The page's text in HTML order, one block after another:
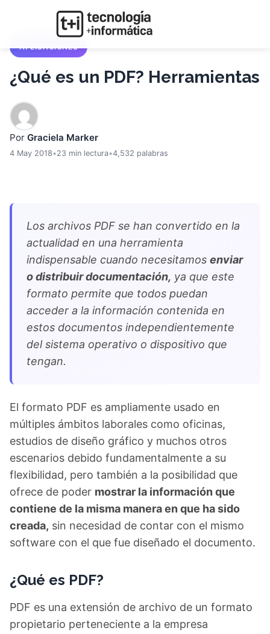
APLICACIONES
¿Qué es un PDF? Herramientas
Por Graciela Marker
4 May 2018•23 min lectura•4,532 palabras
Los archivos PDF se han convertido en la
actualidad en una herramienta
indispensable cuando necesitamos enviar
o distribuir documentación, ya que este
formato permite que todos puedan
acceder a la información contenida en
estos documentos independientemente
del sistema operativo o dispositivo que
tengan.
El formato PDF es ampliamente usado en
múltiples ámbitos laborales como oficinas,
estudios de diseño gráfico y muchos otros
escenarios debido fundamentalmente a su
flexibilidad, pero también a la posibilidad que
ofrece de poder mostrar la información que
contiene de la misma manera en que ha sido
creada, sin necesidad de contar con el mismo
software con el que fue diseñado el documento.
¿Qué es PDF?
PDF es una extensión de archivo de un formato
propietario perteneciente a la empresa